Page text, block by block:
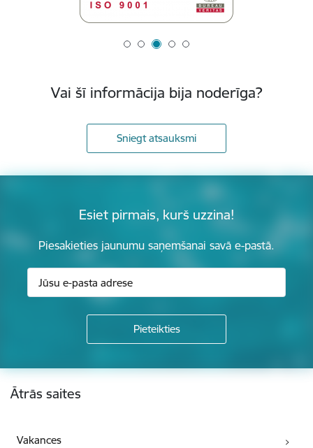
Vai šī informācija bija noderīga?
Sniegt atsauksmi
Esiet pirmais, kurš uzzina!
Piesakieties jaunumu saņemšanai savā e-pastā.
Kājene
Ātrās saites
Vakances